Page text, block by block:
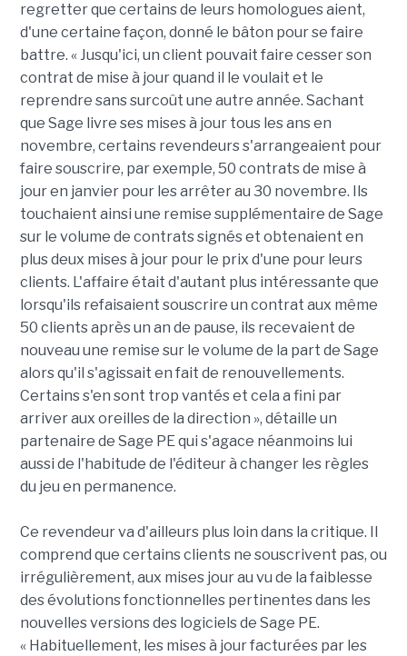
regretter que certains de leurs homologues aient,
d'une certaine façon, donné le bâton pour se faire
battre. « Jusqu'ici, un client pouvait faire cesser son
contrat de mise à jour quand il le voulait et le
reprendre sans surcoût une autre année. Sachant
que Sage livre ses mises à jour tous les ans en
novembre, certains revendeurs s'arrangeaient pour
faire souscrire, par exemple, 50 contrats de mise à
jour en janvier pour les arrêter au 30 novembre. Ils
touchaient ainsi une remise supplémentaire de Sage
sur le volume de contrats signés et obtenaient en
plus deux mises à jour pour le prix d'une pour leurs
clients. L'affaire était d'autant plus intéressante que
lorsqu'ils refaisaient souscrire un contrat aux même
50 clients après un an de pause, ils recevaient de
nouveau une remise sur le volume de la part de Sage
alors qu'il s'agissait en fait de renouvellements.
Certains s'en sont trop vantés et cela a fini par
arriver aux oreilles de la direction », détaille un
partenaire de Sage PE qui s'agace néanmoins lui
aussi de l'habitude de l'éditeur à changer les règles
du jeu en permanence.
Ce revendeur va d'ailleurs plus loin dans la critique. Il
comprend que certains clients ne souscrivent pas, ou
irrégulièrement, aux mises jour au vu de la faiblesse
des évolutions fonctionnelles pertinentes dans les
nouvelles versions des logiciels de Sage PE.
« Habituellement, les mises à jour facturées par les